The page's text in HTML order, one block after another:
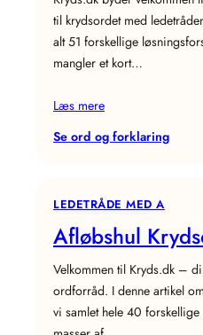
til krydsordet med
alt 51 forskellige
mangler et kort…
Læs mere
Se ord og forklaring:
LEDETRÅDE MED A
Afløbshul
Velkommen til Kryds.dk –
ordforråd. I denne artikel
vi samlet hele 40